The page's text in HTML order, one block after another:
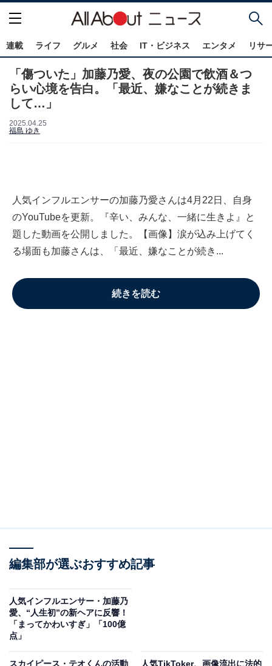
連載 ライフ グルメ 社会 IT・ビジネス エンタメ リサ
「傷ついた」加藤乃愛、夜の公園で飲酒＆つ
らい心境を告白。「最近、嫌なことが続きま
して…」
2025.04.25
福島 ゆき
人気インフルエンサーの加藤乃愛さんは4月22日、自身
のYouTubeを更新。『辛い、みんな、一緒に生きよ』と
題した動画を公開しました。【画像】涙が込み上げてく
る場面も加藤さんは、「最近、嫌なことが続き...
続きを読む
編集部が選ぶおすすめ記事
人気インフルエンサー・加藤乃
愛、“人生初”の新ヘアに反響！
「まってかわいすぎ」「100億
点」
スカイピース・テオくんの活動
人気TikToker、画像流出に法的